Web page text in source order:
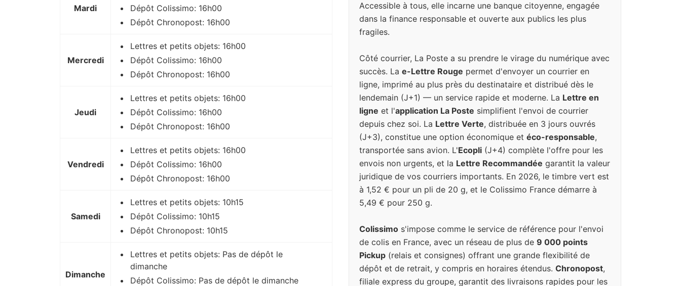
Mardi
Dépôt Colissimo: 16h00
Dépôt Chronopost: 16h00
Mercredi
Lettres et petits objets: 16h00
Dépôt Colissimo: 16h00
Dépôt Chronopost: 16h00
Jeudi
Lettres et petits objets: 16h00
Dépôt Colissimo: 16h00
Dépôt Chronopost: 16h00
Vendredi
Lettres et petits objets: 16h00
Dépôt Colissimo: 16h00
Dépôt Chronopost: 16h00
Samedi
Lettres et petits objets: 10h15
Dépôt Colissimo: 10h15
Dépôt Chronopost: 10h15
Dimanche
Lettres et petits objets: Pas de dépôt le
dimanche
Dépôt Colissimo: Pas de dépôt le dimanche
Accessible à tous, elle incarne une banque citoyenne, engagée
dans la finance responsable et ouverte aux publics les plus
fragiles.
Côté courrier, La Poste a su prendre le virage du numérique avec
succès. La e-Lettre Rouge permet d'envoyer un courrier en
ligne, imprimé au plus près du destinataire et distribué dès le
lendemain (J+1) — un service rapide et moderne. La Lettre en
ligne et l'application La Poste simplifient l'envoi de courrier
depuis chez soi. La Lettre Verte, distribuée en 3 jours ouvrés
(J+3), constitue une option économique et éco-responsable,
transportée sans avion. L'Ecopli (J+4) complète l'offre pour les
envois non urgents, et la Lettre Recommandée garantit la valeur
juridique de vos courriers importants. En 2026, le timbre vert est
à 1,52 € pour un pli de 20 g, et le Colissimo France démarre à
5,49 € pour 250 g.
Colissimo s'impose comme le service de référence pour l'envoi
de colis en France, avec un réseau de plus de 9 000 points
Pickup (relais et consignes) offrant une grande flexibilité de
dépôt et de retrait, y compris en horaires étendus. Chronopost,
filiale express du groupe, garantit des livraisons rapides pour les